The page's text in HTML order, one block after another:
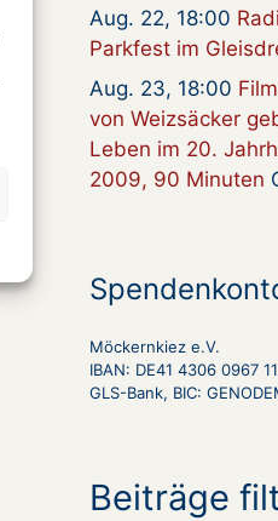
Aug. 22, 18:00
Parkfest im
Aug. 23, 18:00
von Weizsäcker
Leben im 20.
2009, 90 Minuten
Möckernkiez e.V.
IBAN: DE41 4306 0967
GLS-Bank, BIC:
Beiträge